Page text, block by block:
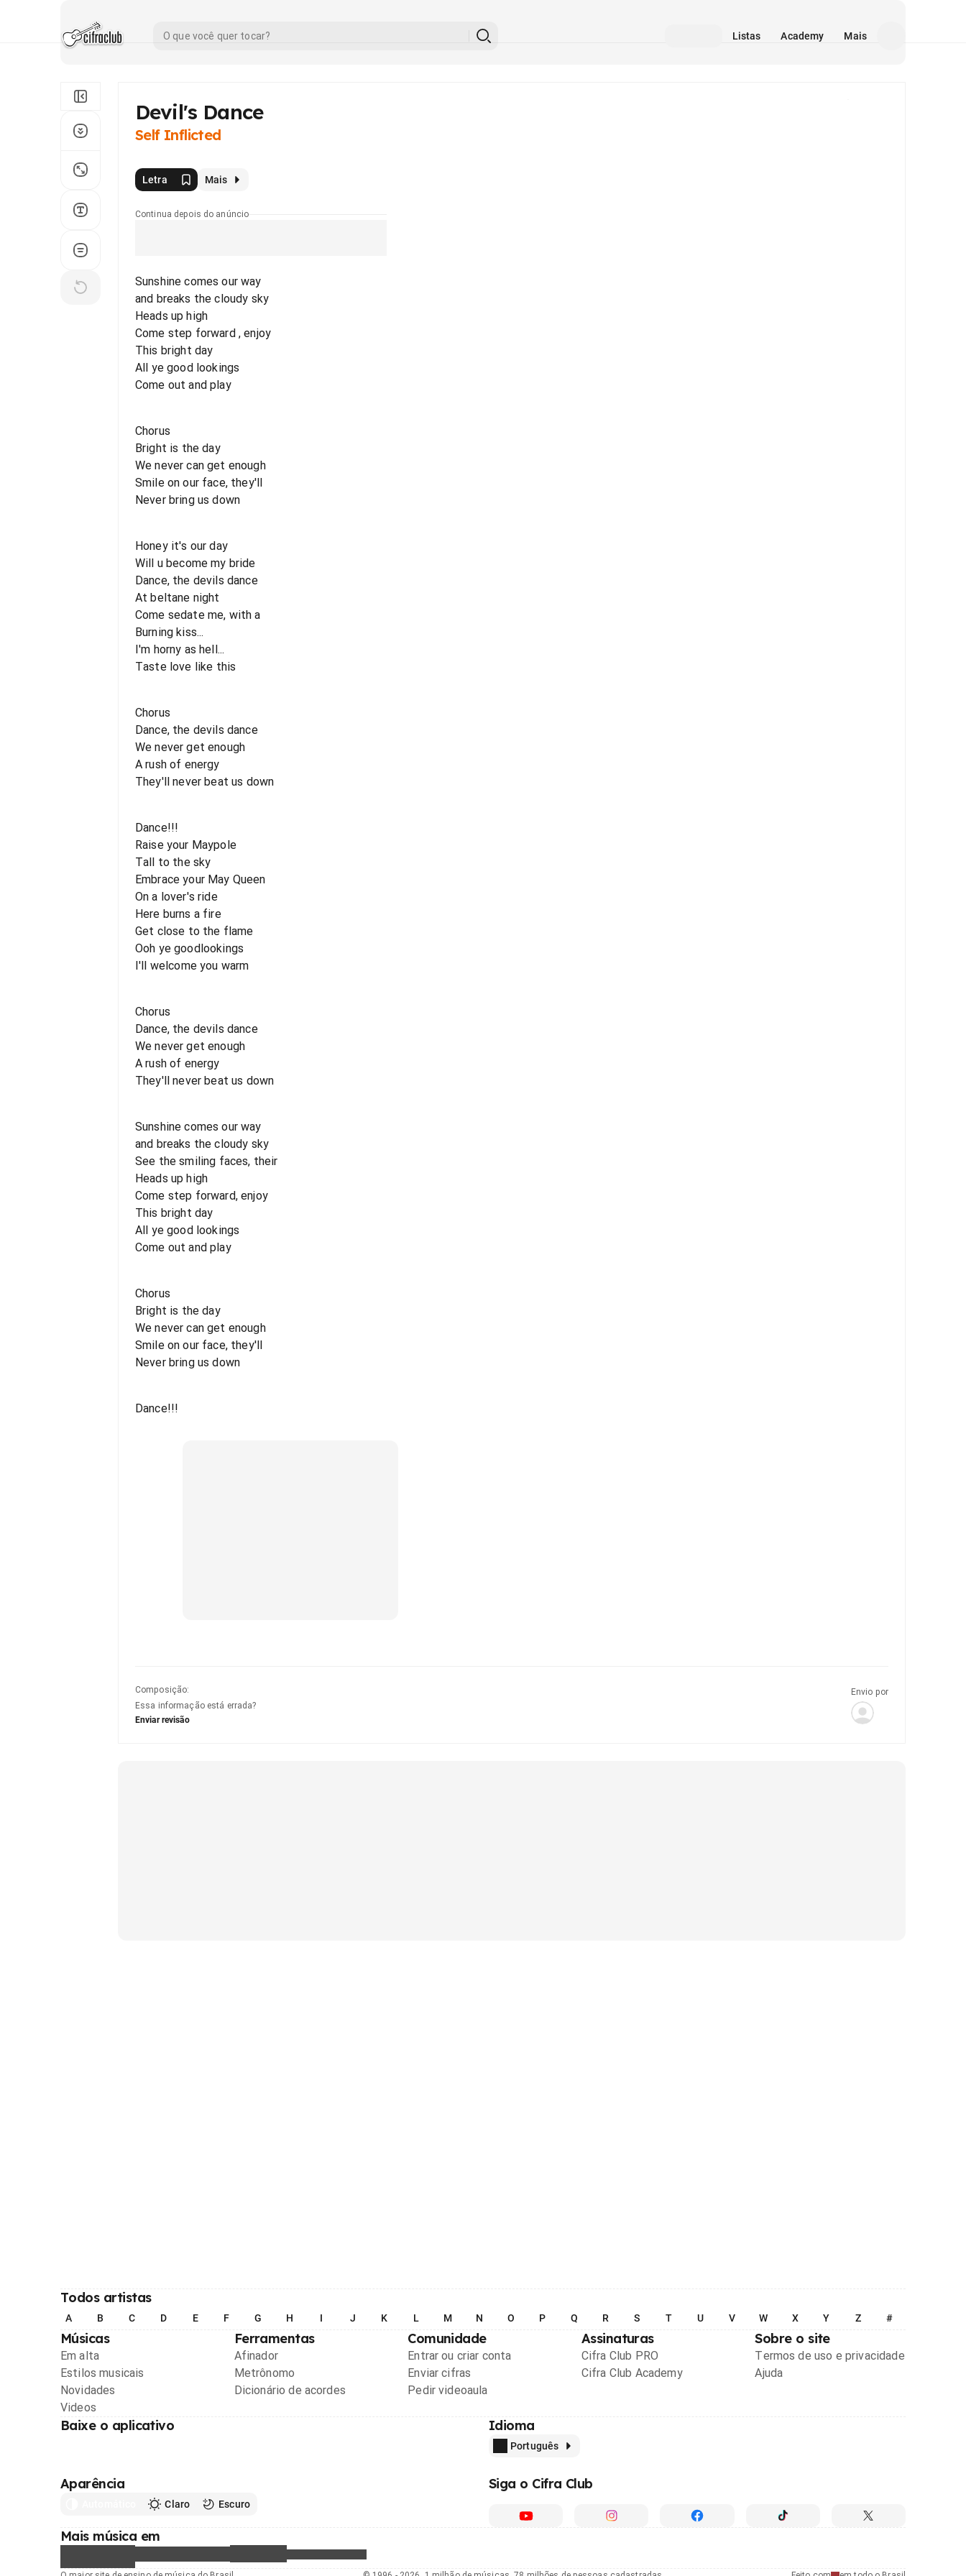
Listas Academy Mais
Devil's Dance
Self Inflicted
Letra Mais
Continua depois do anúncio
Sunshine comes our way
and breaks the cloudy sky
Heads up high
Come step forward , enjoy
This bright day
All ye good lookings
Come out and play
Chorus
Bright is the day
We never can get enough
Smile on our face, they'll
Never bring us down
Honey it's our day
Will u become my bride
Dance, the devils dance
At beltane night
Come sedate me, with a
Burning kiss...
I'm horny as hell...
Taste love like this
Chorus
Dance, the devils dance
We never get enough
A rush of energy
They'll never beat us down
Dance!!!
Raise your Maypole
Tall to the sky
Embrace your May Queen
On a lover's ride
Here burns a fire
Get close to the flame
Ooh ye goodlookings
I'll welcome you warm
Chorus
Dance, the devils dance
We never get enough
A rush of energy
They'll never beat us down
Sunshine comes our way
and breaks the cloudy sky
See the smiling faces, their
Heads up high
Come step forward, enjoy
This bright day
All ye good lookings
Come out and play
Chorus
Bright is the day
We never can get enough
Smile on our face, they'll
Never bring us down
Dance!!!
Composição:
Essa informação está errada?
Enviar revisão
Envio por
Todos artistas
A B C D E F G H I J K L M N O P Q R S T U V W X Y Z #
Músicas
Em alta
Estilos musicais
Novidades
Videos
Ferramentas
Afinador
Metrônomo
Dicionário de acordes
Comunidade
Entrar ou criar conta
Enviar cifras
Pedir videoaula
Assinaturas
Cifra Club PRO
Cifra Club Academy
Sobre o site
Termos de uso e privacidade
Ajuda
Baixe o aplicativo Idioma
Português
Aparência
Claro Escuro
Siga o Cifra Club
Mais música em